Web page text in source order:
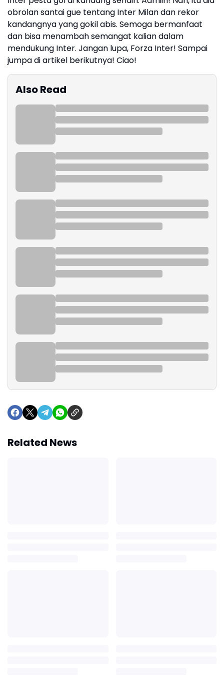
obrolan santai gue tentang Inter Milan dan rekor
kandangnya yang gokil abis. Semoga bermanfaat
dan bisa menambah semangat kalian dalam
mendukung Inter. Jangan lupa, Forza Inter! Sampai
jumpa di artikel berikutnya! Ciao!
Also Read
Related News